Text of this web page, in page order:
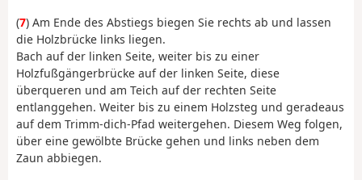
(7) Am Ende des Abstiegs biegen Sie rechts ab und lassen
die Holzbrücke links liegen.
Bach auf der linken Seite, weiter bis zu einer
Holzfußgängerbrücke auf der linken Seite, diese
überqueren und am Teich auf der rechten Seite
entlanggehen. Weiter bis zu einem Holzsteg und geradeaus
auf dem Trimm-dich-Pfad weitergehen. Diesem Weg folgen,
über eine gewölbte Brücke gehen und links neben dem
Zaun abbiegen.